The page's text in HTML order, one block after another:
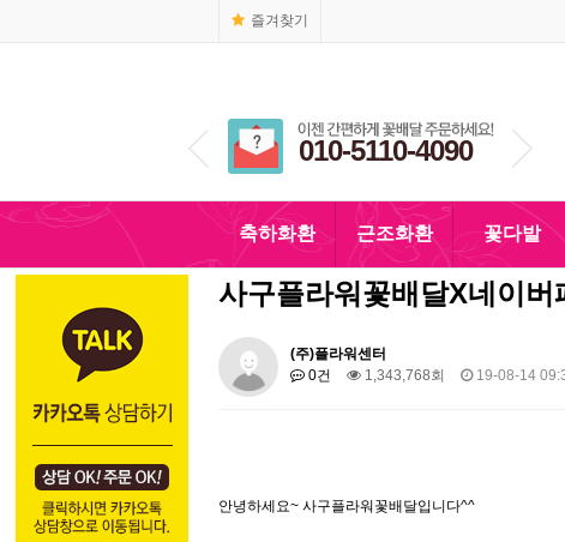
즐겨찾기
1666-4090 010-5110-4090
축하화환 근조화환 꽃다발
사구플라워꽃배달X네이버
(주)플라워센터
0건
1,343,768회 19-08-14
안녕하세요~ 사구플라워꽃배달입니다^^